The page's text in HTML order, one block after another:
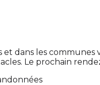
dans les
Le prochain